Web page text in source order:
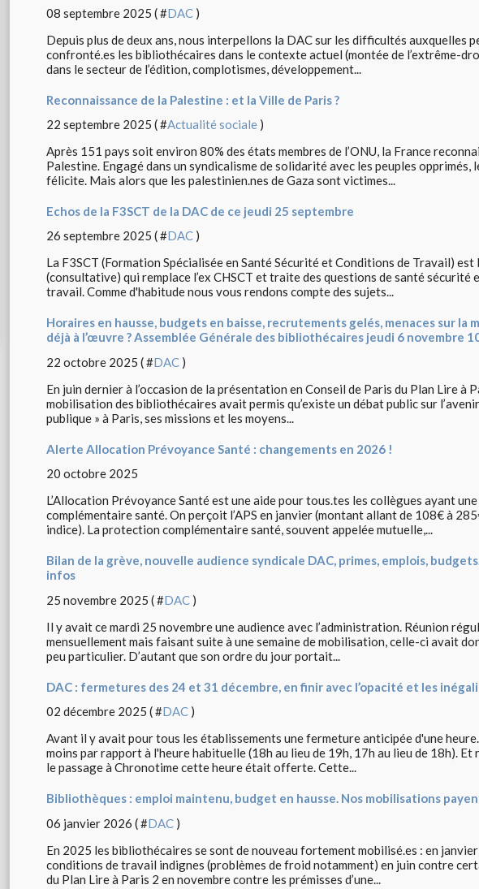
08 septembre 2025 ( #DAC )
Depuis plus de deux ans, nous interpellons la DAC sur les difficultés auxquelles
confronté.es les bibliothécaires dans le contexte actuel (montée de l’extrême-
dans le secteur de l’édition, complotismes, développement...
Reconnaissance de la Palestine : et la Ville de Paris ?
22 septembre 2025 ( #Actualité sociale )
Après 151 pays soit environ 80% des états membres de l’ONU, la France
Palestine. Engagé dans un syndicalisme de solidarité avec les peuples opprimés,
félicite. Mais alors que les palestinien.nes de Gaza sont victimes...
Echos de la F3SCT de la DAC de ce jeudi 25 septembre
26 septembre 2025 ( #DAC )
La F3SCT (Formation Spécialisée en Santé Sécurité et Conditions de Travail) est
(consultative) qui remplace l’ex CHSCT et traite des questions de santé sécurité
travail. Comme d'habitude nous vous rendons compte des sujets...
Horaires en hausse, budgets en baisse, recrutements gelés, menaces sur la
déjà à l’œuvre ? Assemblée Générale des bibliothécaires jeudi 6 novembre
22 octobre 2025 ( #DAC )
En juin dernier à l’occasion de la présentation en Conseil de Paris du Plan Lire à
mobilisation des bibliothécaires avait permis qu’existe un débat public sur
publique » à Paris, ses missions et les moyens...
Alerte Allocation Prévoyance Santé : changements en 2026 !
20 octobre 2025
L’Allocation Prévoyance Santé est une aide pour tous.tes les collègues ayant
complémentaire santé. On perçoit l’APS en janvier (montant allant de 108€ à
indice). La protection complémentaire santé, souvent appelée mutuelle,...
Bilan de la grève, nouvelle audience syndicale DAC, primes, emplois,
infos
25 novembre 2025 ( #DAC )
Il y avait ce mardi 25 novembre une audience avec l’administration. Réunion
mensuellement mais faisant suite à une semaine de mobilisation, celle-ci avait
peu particulier. D’autant que son ordre du jour portait...
DAC : fermetures des 24 et 31 décembre, en finir avec l’opacité et les
02 décembre 2025 ( #DAC )
Avant il y avait pour tous les établissements une fermeture anticipée d'une heure.
moins par rapport à l'heure habituelle (18h au lieu de 19h, 17h au lieu de 18h). Et
le passage à Chronotime cette heure était offerte. Cette...
Bibliothèques : emploi maintenu, budget en hausse. Nos mobilisations
06 janvier 2026 ( #DAC )
En 2025 les bibliothécaires se sont de nouveau fortement mobilisé.es : en
conditions de travail indignes (problèmes de froid notamment) en juin contre
du Plan Lire à Paris 2 en novembre contre les prémisses d’une...